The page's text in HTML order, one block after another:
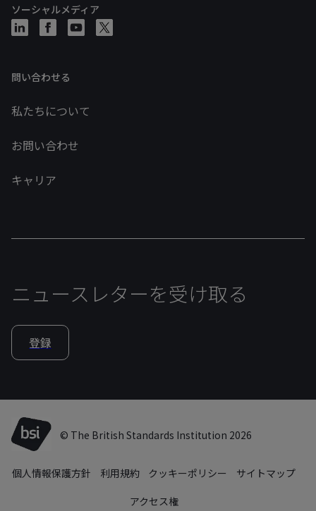
ソーシャルメディア
問い合わせる
私たちについて
お問い合わせ
キャリア
ニュースレターを受け取る
登録
© The British Standards Institution 2026
個人情報保護方針 利用規約 クッキーポリシー
サイトマップ
アクセス権